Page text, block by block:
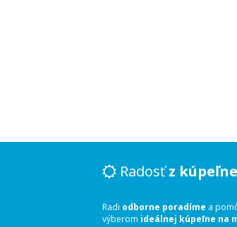
Radosťz kúpeľne
Radi odborne poradíme a
výberom ideálnej kúpeľne na